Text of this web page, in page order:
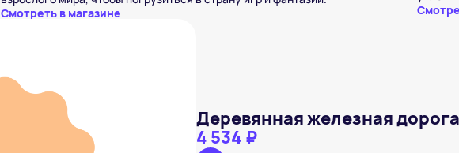
Смотреть в магазине
Деревянная железная
4 534 ₽